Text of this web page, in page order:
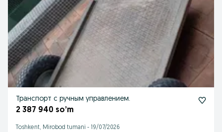
Транспорт с ручным управлением.
2 387 940 so’m
Toshkent, Mirobod tumani - 19/07/2026